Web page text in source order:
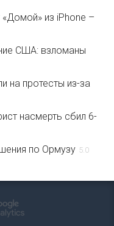
из iPhone –
США: взломаны
на протесты из-за
насмерть сбил 6-
по Ормузу 5.0